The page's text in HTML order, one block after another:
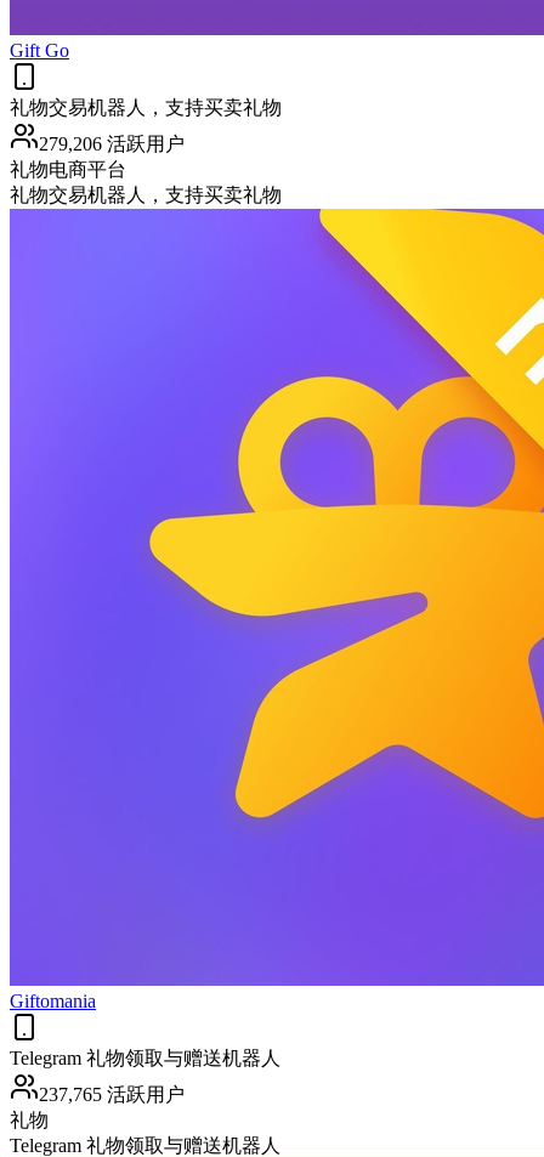
Gift Go
礼物交易机器人，支持买卖礼物
279,206 活跃用户
礼物电商平台
礼物交易机器人，支持买卖礼物
Giftomania
Telegram 礼物领取与赠送机器人
237,765 活跃用户
礼物
Telegram 礼物领取与赠送机器人